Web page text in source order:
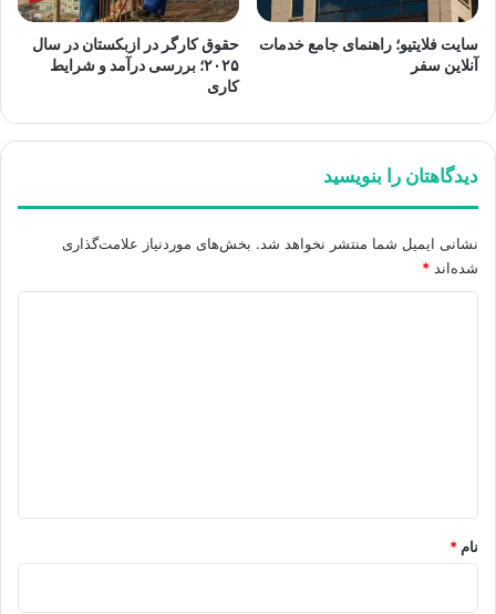
سایت فلایتیو؛ راهنمای جامع خدمات
آنلاین سفر
حقوق کارگر در ازبکستان در سال
۲۰۲۵؛ بررسی درآمد و شرایط
کاری
دیدگاهتان را بنویسید
نشانی ایمیل شما منتشر نخواهد شد. بخش‌های موردنیاز علامت‌گذاری
شده‌اند *
نام *